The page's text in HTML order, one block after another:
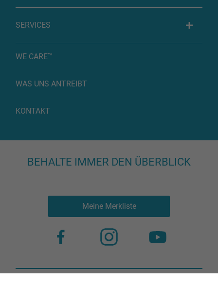
SERVICES
WE CARE™
WAS UNS ANTREIBT
KONTAKT
BEHALTE IMMER DEN ÜBERBLICK
Meine Merkliste